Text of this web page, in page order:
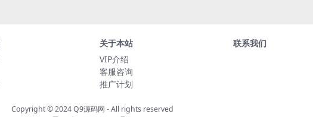
关于本站
VIP介绍
客服咨询
推广计划
联系我们
Copyright © 2024Q9源码网 - All rights reserved